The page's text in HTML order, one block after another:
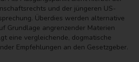
und der jüngeren US-
Überdies werden alternative
Grundlage angrenzender Materien
eine vergleichende, dogmatische
Empfehlungen an den Gesetzgeber.